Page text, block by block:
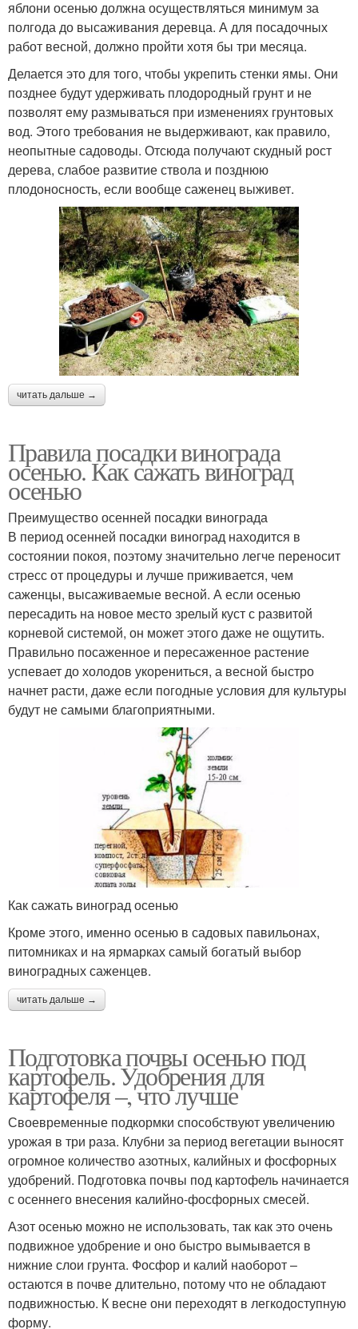
яблони осенью должна осуществляться минимум за
полгода до высаживания деревца. А для посадочных
работ весной, должно пройти хотя бы три месяца.
Делается это для того, чтобы укрепить стенки ямы. Они
позднее будут удерживать плодородный грунт и не
позволят ему размываться при изменениях грунтовых
вод. Этого требования не выдерживают, как правило,
неопытные садоводы. Отсюда получают скудный рост
дерева, слабое развитие ствола и позднюю
плодоносность, если вообще саженец выживет.
читать дальше →
Правила посадки винограда
осенью. Как сажать виноград
осенью
Преимущество осенней посадки винограда
В период осенней посадки виноград находится в
состоянии покоя, поэтому значительно легче переносит
стресс от процедуры и лучше приживается, чем
саженцы, высаживаемые весной. А если осенью
пересадить на новое место зрелый куст с развитой
корневой системой, он может этого даже не ощутить.
Правильно посаженное и пересаженное растение
успевает до холодов укорениться, а весной быстро
начнет расти, даже если погодные условия для культуры
будут не самыми благоприятными.
Как сажать виноград осенью
Кроме этого, именно осенью в садовых павильонах,
питомниках и на ярмарках самый богатый выбор
виноградных саженцев.
читать дальше →
Подготовка почвы осенью под
картофель. Удобрения для
картофеля –, что лучше
Своевременные подкормки способствуют увеличению
урожая в три раза. Клубни за период вегетации выносят
огромное количество азотных, калийных и фосфорных
удобрений. Подготовка почвы под картофель начинается
с осеннего внесения калийно-фосфорных смесей.
Азот осенью можно не использовать, так как это очень
подвижное удобрение и оно быстро вымывается в
нижние слои грунта. Фосфор и калий наоборот –
остаются в почве длительно, потому что не обладают
подвижностью. К весне они переходят в легкодоступную
форму.